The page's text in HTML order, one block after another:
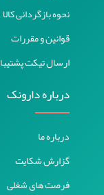
نحوه بازگردانی کالا
قوانین و مقررات
ارسال تیکت
درباره دارونک
درباره ما
گزارش شکایت
فرصت های شغلی